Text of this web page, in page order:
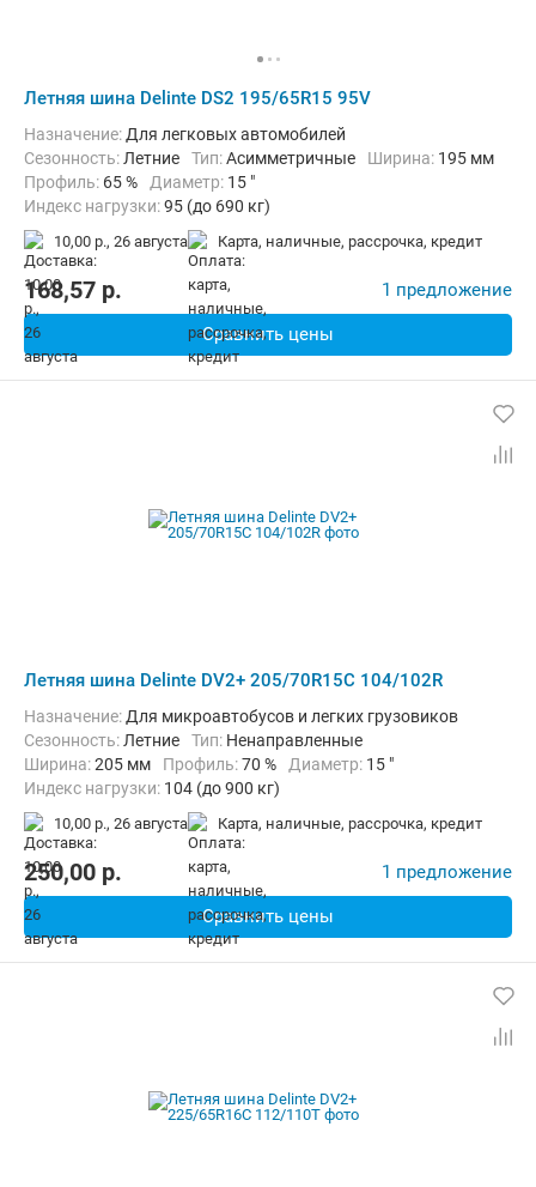
Летняя шина Delinte DS2 195/65R15 95V
Назначение: Для легковых автомобилей
Сезонность: Летние Тип:Асимметричные Ширина: 195 мм
Профиль: 65 % Диаметр: 15 "
Индекс нагрузки:95 (до 690 кг)
Индекс скорости:
V (до 240 км/ч)
10,00 р., 26 августа карта, наличные, рассрочка, кредит
168,57 p. 1 предложение
Сравнить цены
Летняя шина Delinte DV2+ 205/70R15C 104/102R
Назначение: Для микроавтобусов и легких грузовиков
Сезонность: Летние Тип: Ненаправленные
Ширина:205 мм Профиль:70 % Диаметр: 15 "
Индекс нагрузки: 104 (до 900 кг)
Индекс скорости:
R (до 170 км/ч)
10,00 р., 26 августа карта, наличные, рассрочка, кредит
250,00 p. 1 предложение
Сравнить цены